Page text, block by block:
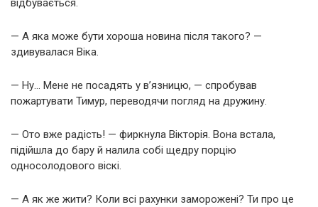
відбувається.
— А яка може бути хороша новина після такого? —
здивувалася Віка.
— Ну… Мене не посадять у в’язницю, — спробував
пожартувати Тимур, переводячи погляд на дружину.
— Ото вже радість! — фиркнула Вікторія. Вона встала,
підійшла до бару й налила собі щедру порцію
односолодового віскі.
— А як же жити? Коли всі рахунки заморожені? Ти про це